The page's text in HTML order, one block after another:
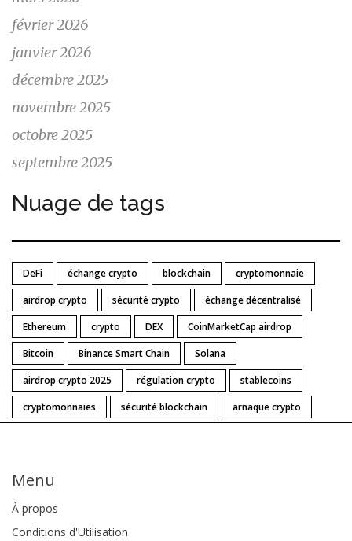
février 2026
janvier 2026
décembre 2025
novembre 2025
octobre 2025
septembre 2025
Nuage de tags
DeFi échange crypto blockchain
cryptomonnaie
airdrop crypto
sécurité crypto
échange décentralisé
Ethereum
crypto DEX
CoinMarketCap airdrop
Bitcoin
Binance Smart Chain
Solana
airdrop crypto 2025
régulation crypto
stablecoins
cryptomonnaies
sécurité blockchain arnaque crypto
Menu
À propos
Conditions d'Utilisation